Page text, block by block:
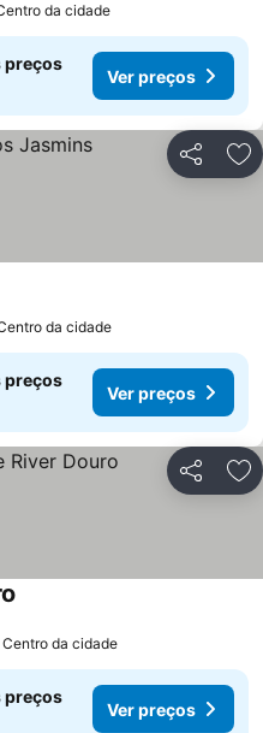
da cidade
preços
Ver preços
Partilhar
da cidade
preços
Ver preços
Partilhar
da cidade
preços
Ver preços